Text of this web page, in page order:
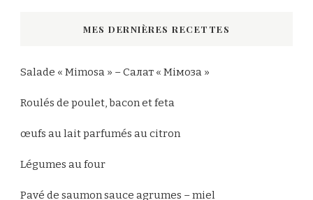
MES DERNIÈRES RECETTES
Salade « Mimosa » – Салат « Мімоза »
Roulés de poulet, bacon et feta
œufs au lait parfumés au citron
Légumes au four
Pavé de saumon sauce agrumes – miel